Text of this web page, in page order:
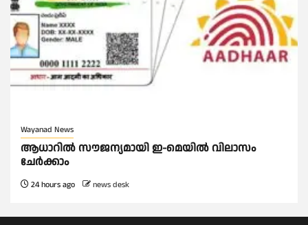
Wayanad News
ആധാറിൽ സൗജന്യമായി ഇ-മെയിൽ വിലാസം
ചേർക്കാം
24 hours ago news desk